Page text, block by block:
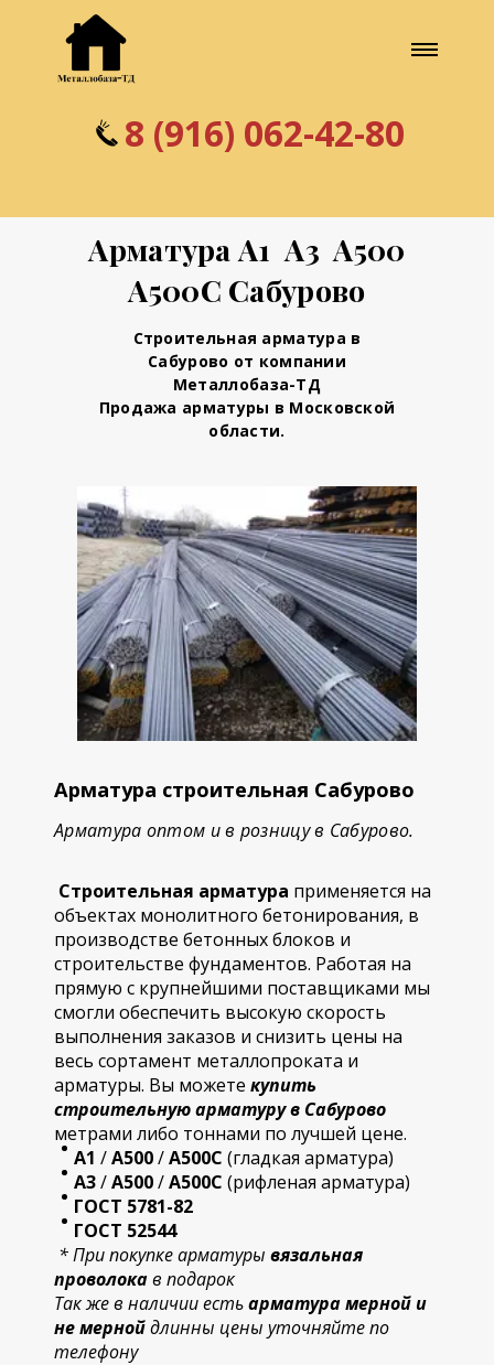
8 (916) 062-42-80
Арматура А1 А3 А500
А500С Сабурово
Строительная арматура в
Сабурово от компании
Металлобаза-ТД
Продажа арматуры в Московской
области.
Арматура строительная Сабурово
Арматура оптом и в розницу в Сабурово.
Строительная арматура применяется на
объектах монолитного бетонирования, в
производстве бетонных блоков и
строительстве фундаментов. Работая на
прямую с крупнейшими поставщиками мы
смогли обеспечить высокую скорость
выполнения заказов и снизить цены на
весь сортамент металлопроката и
арматуры. Вы можете купить
строительнуюарматуру в Сабурово
метрами либо тоннами по лучшей цене.
А1 /А500/А500С (гладкая арматура)
А3/А500/А500С (рифленая арматура)
ГОСТ 5781-82
ГОСТ 52544
* При покупке арматуры вязальная
проволокав подарок
Так же в наличии естьарматура мерной и
не мернойдлинны цены уточняйте по
телефону